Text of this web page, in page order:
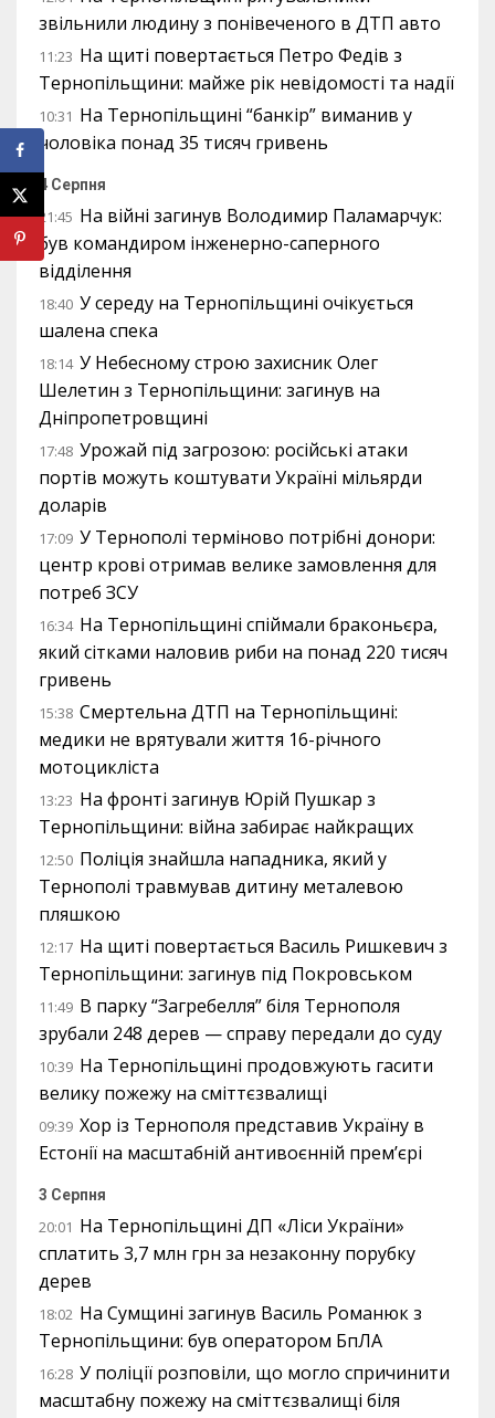
звільнили людину з понівеченого в ДТП авто
11:23 На щиті повертається Петро Федів з
Тернопільщини: майже рік невідомості та надії
10:31 На Тернопільщині “банкір” виманив у
чоловіка понад 35 тисяч гривень
4 Серпня
21:45 На війні загинув Володимир Паламарчук:
був командиром інженерно-саперного
відділення
18:40 У середу на Тернопільщині очікується
шалена спека
18:14 У Небесному строю захисник Олег
Шелетин з Тернопільщини: загинув на
Дніпропетровщині
17:48 Урожай під загрозою: російські атаки
портів можуть коштувати Україні мільярди
доларів
17:09 У Тернополі терміново потрібні донори:
центр крові отримав велике замовлення для
потреб ЗСУ
16:34 На Тернопільщині спіймали браконьєра,
який сітками наловив риби на понад 220 тисяч
гривень
15:38 Смертельна ДТП на Тернопільщині:
медики не врятували життя 16-річного
мотоцикліста
13:23 На фронті загинув Юрій Пушкар з
Тернопільщини: війна забирає найкращих
12:50 Поліція знайшла нападника, який у
Тернополі травмував дитину металевою
пляшкою
12:17 На щиті повертається Василь Ришкевич з
Тернопільщини: загинув під Покровськом
11:49 В парку “Загребелля” біля Тернополя
зрубали 248 дерев — справу передали до суду
10:39 На Тернопільщині продовжують гасити
велику пожежу на сміттєзвалищі
09:39 Хор із Тернополя представив Україну в
Естонії на масштабній антивоєнній прем’єрі
3 Серпня
20:01 На Тернопільщині ДП «Ліси України»
сплатить 3,7 млн грн за незаконну порубку
дерев
18:02 На Сумщині загинув Василь Романюк з
Тернопільщини: був оператором БпЛА
16:28 У поліції розповіли, що могло спричинити
масштабну пожежу на сміттєзвалищі біля